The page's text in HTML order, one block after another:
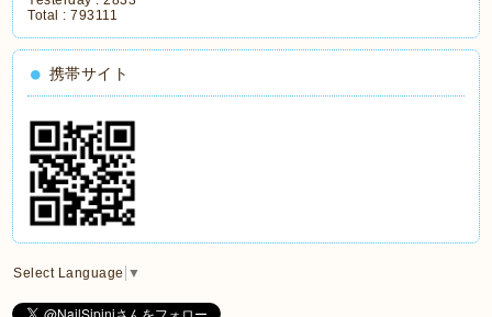
Total :793111
携帯サイト
Select Language ▼